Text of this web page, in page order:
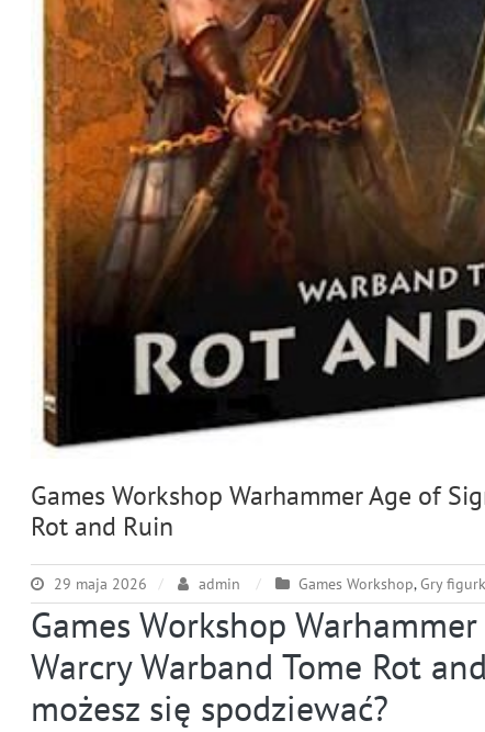
Games Workshop Warhammer Age of
Rot and Ruin
29 maja 2026 admin Games Workshop,Gry
Games Workshop
Warcry Warband Tome Rot
możesz się spodziewać?